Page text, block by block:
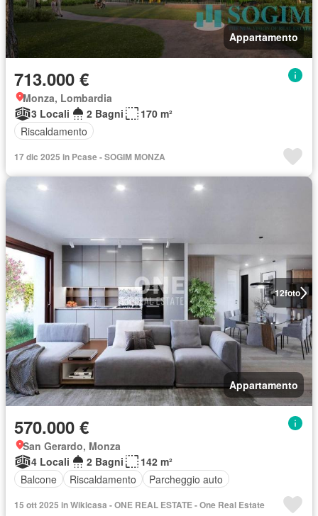
Appartamento
713.000 €
Monza, Lombardia
3 Locali
2 Bagni
170 m²
Riscaldamento
17 dic 2025 in Pcase - SOGIM MONZA
12foto
Appartamento
570.000 €
San Gerardo, Monza
4 Locali
2 Bagni
142 m²
Balcone
Riscaldamento Parcheggio auto
15 ott 2025 in Wikicasa - ONE REAL ESTATE - One Real Estate